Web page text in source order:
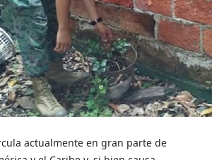
actualmente en gran parte de